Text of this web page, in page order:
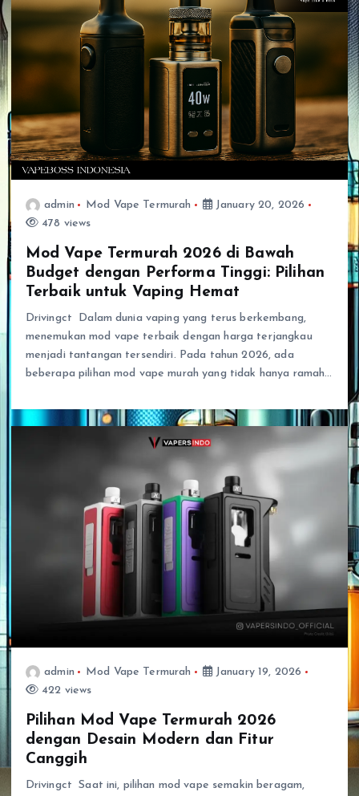
admin Mod Vape Termurah
January 20, 2026
478 views
Mod Vape Termurah 2026 di Bawah
Budget dengan Performa Tinggi: Pilihan
Terbaik untuk Vaping Hemat
Drivingct Dalam dunia vaping yang terus berkembang,
menemukan mod vape terbaik dengan harga terjangkau
menjadi tantangan tersendiri. Pada tahun 2026, ada
beberapa pilihan mod vape murah yang tidak hanya ramah…
admin Mod Vape Termurah
January 19, 2026
422 views
Pilihan Mod Vape Termurah 2026
dengan Desain Modern dan Fitur
Canggih
Drivingct Saat ini, pilihan mod vape semakin beragam,